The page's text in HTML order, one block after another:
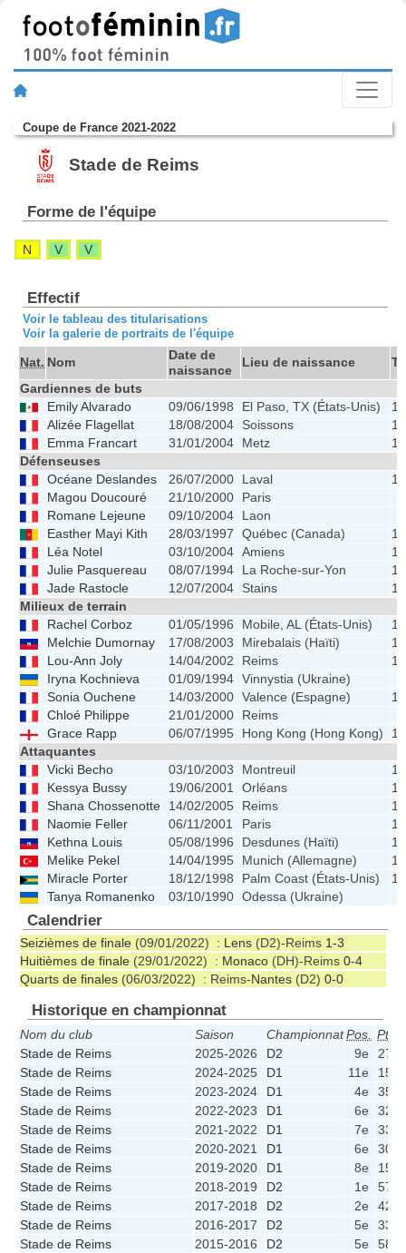
Coupe de France 2021-2022
Stade de Reims
Forme de l'équipe
N V V
Effectif
Voir le tableau des titularisations
Voir la galerie de portraits de l'équipe
Nat. Nom
Date de
naissance
Lieu de naissance
Gardiennes de buts
Emily Alvarado
09/06/1998 El Paso, TX (États-Unis)
Alizée Flagellat
18/08/2004 Soissons
Emma Francart
31/01/2004 Metz
Défenseuses
Océane Deslandes
26/07/2000 Laval
Magou Doucouré
21/10/2000
Paris
Romane Lejeune
09/10/2004
Laon
Easther Mayi Kith
28/03/1997 Québec (Canada)
Léa Notel
03/10/2004 Amiens
Julie Pasquereau
08/07/1994 La Roche-sur-Yon
Jade Rastocle
12/07/2004 Stains
Milieux de terrain
Rachel Corboz
01/05/1996 Mobile, AL (États-Unis)
Melchie Dumornay
17/08/2003 Mirebalais (Haïti)
Lou-Ann Joly
14/04/2002 Reims
Iryna Kochnieva
01/09/1994 Vinnystia (Ukraine)
Sonia Ouchene
14/03/2000 Valence (Espagne)
Chloé Philippe
21/01/2000
Reims
Grace Rapp
06/07/1995 Hong Kong (Hong Kong)
Attaquantes
Vicki Becho
03/10/2003 Montreuil
Kessya Bussy
19/06/2001 Orléans
Shana Chossenotte
14/02/2005 Reims
Naomie Feller
06/11/2001 Paris
Kethna Louis
05/08/1996 Desdunes (Haïti)
Melike Pekel
14/04/1995 Munich (Allemagne)
Miracle Porter
18/12/1998 Palm Coast (États-Unis)
Tanya Romanenko
03/10/1990 Odessa (Ukraine)
Calendrier
Seizièmes de finale (09/01/2022) : Lens (D2)-Reims 1-3
Huitièmes de finale (29/01/2022) : Monaco (DH)-Reims 0-4
Quarts de finales (06/03/2022) : Reims-Nantes (D2) 0-0
Historique en championnat
Nom du club Saison ChampionnatPos. Pts
Stade de Reims
2025-2026 D2 9e 27
Stade de Reims
2024-2025 D1 11e 15
Stade de Reims
2023-2024 D1 4e 35
Stade de Reims
2022-2023 D1 6e 32
Stade de Reims
2021-2022 D1 7e 33
Stade de Reims
2020-2021 D1 6e 30
Stade de Reims
2019-2020 D1 8e 15
Stade de Reims
2018-2019 D2 1e 57
Stade de Reims
2017-2018 D2 2e 42
Stade de Reims
2016-2017 D2 5e 33
Stade de Reims
2015-2016 D2 5e 58